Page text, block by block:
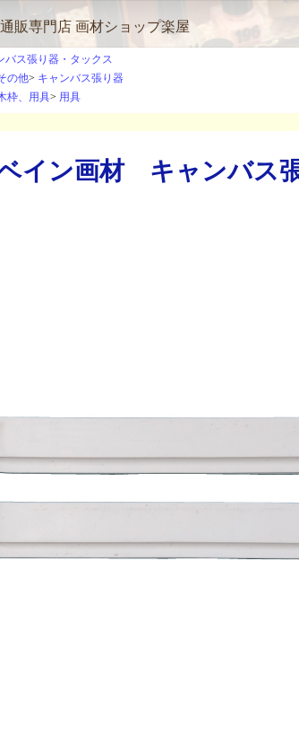
販専門店 画材ショップ楽屋
バス張り器・タックス
の他
キャンバス張り器
枠、用具 用具
イン画材 キャンバス張